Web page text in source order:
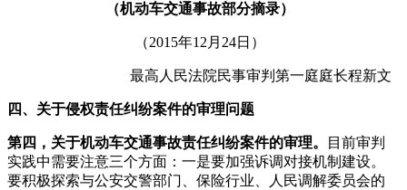
（机动车交通事故部分摘录）
（2015年12月24日）
最高人民法院民事审判第一庭庭长程新文
四、关于侵权责任纠纷案件的审理问题
第四，关于机动车交通事故责任纠纷案件的审理。
目前审判
实践中需要注意三个方面：一是要加强诉调对接机制建设。
要积极探索与公安交警部门、保险行业、人民调解委员会的